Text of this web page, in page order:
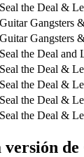
Seal the Deal &
Guitar Gangsters
Guitar Gangsters
Seal the Deal and
Seal the Deal &
Seal the Deal &
Seal the Deal &
Seal the Deal &
versión